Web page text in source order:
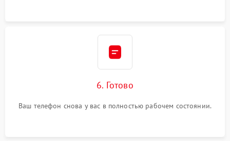
6. Готово
Ваш телефон снова у вас в полностью рабочем состоянии.